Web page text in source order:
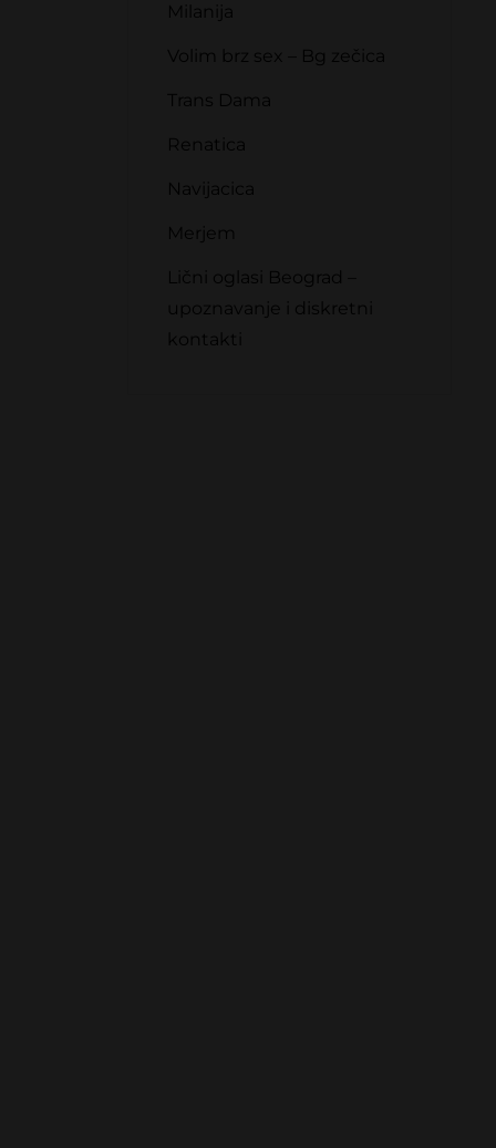
Milanija
Volim brz sex – Bg zečica
Trans Dama
Renatica
Navijacica
Merjem
Lični oglasi Beograd –
upoznavanje i diskretni
kontakti